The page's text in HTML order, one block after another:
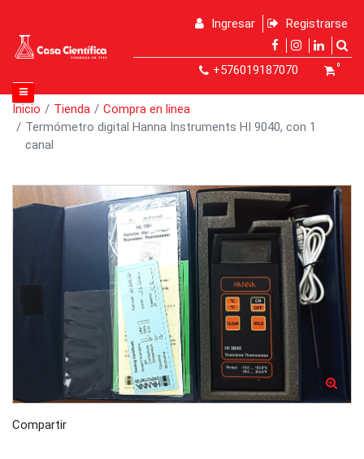
Ingresar Registrarse
+576019187070 0
Inicio Tienda
Compra en linea
Termómetro digital Hanna Instruments HI 9040, con 1
canal
Compartir